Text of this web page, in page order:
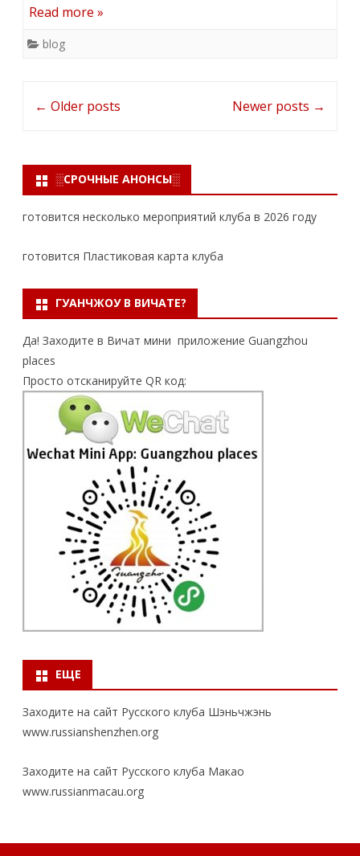
Read more »
blog
navigation
← Older posts Newer posts →
░СРОЧНЫЕ АНОНСЫ░
готовится несколько мероприятий клуба в 2026 году
готовится Пластиковая карта клуба
ГУАНЧЖОУ В ВИЧАТЕ?
Да! Заходите в Вичат мини приложение Guangzhou
places
Просто отсканируйте QR код:
ЕЩЕ
Заходите на сайт Русского клуба Шэньчжэнь
www.russianshenzhen.org
Заходите на сайт Русского клуба Макао
www.russianmacau.org